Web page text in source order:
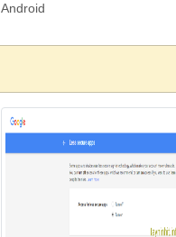
Android